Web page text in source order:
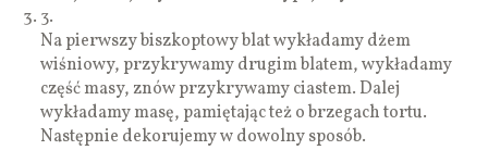
3.
Na pierwszy biszkoptowy blat wykładamy dżem
wiśniowy, przykrywamy drugim blatem, wykładamy
część masy, znów przykrywamy ciastem. Dalej
wykładamy masę, pamiętając też o brzegach tortu.
Następnie dekorujemy w dowolny sposób.